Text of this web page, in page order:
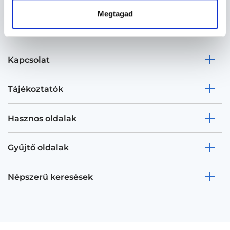
Megtagad
Kapcsolat
Tájékoztatók
Hasznos oldalak
Gyűjtő oldalak
Népszerű keresések